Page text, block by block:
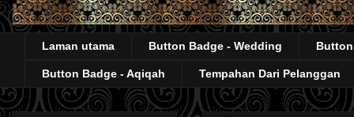
Laman utama Button Badge - Wedding
Button Badge - Aqiqah Tempahan Dari Pelanggan